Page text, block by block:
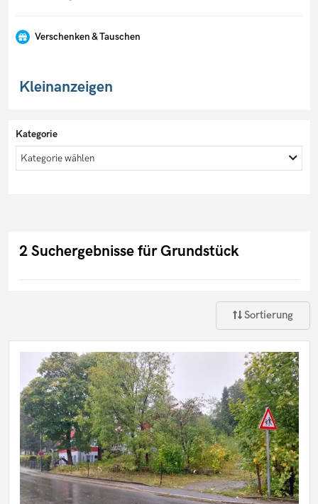
Verschenken & Tauschen
Kleinanzeigen
Kategorie
Kategorie wählen
2 Suchergebnisse für Grundstück
Sortierung